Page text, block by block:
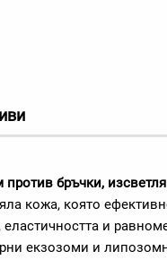
против бръчки,
кожа, която
еластичността и
екзозоми и